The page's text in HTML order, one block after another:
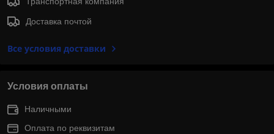
Доставка почтой
Все условия доставки
Условия оплаты
Наличными
Оплата по реквизитам